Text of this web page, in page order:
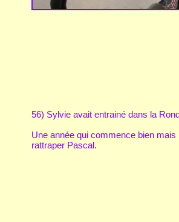
56) Sylvie avait entrainé dans la
Une année qui commence bien mais
rattraper Pascal.